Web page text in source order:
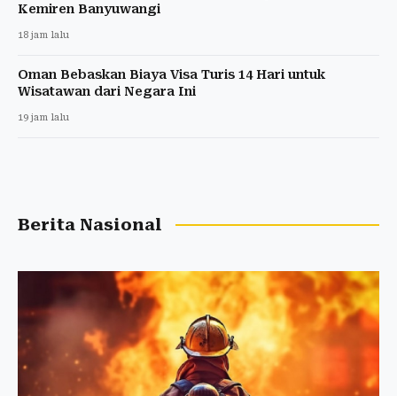
Kemiren Banyuwangi
18 jam lalu
Oman Bebaskan Biaya Visa Turis 14 Hari untuk
Wisatawan dari Negara Ini
19 jam lalu
Berita Nasional